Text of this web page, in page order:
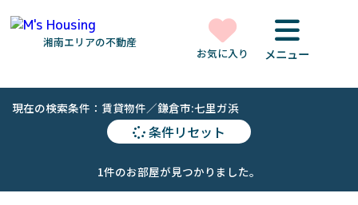
湘南エリアの不動産
お気に入り メニュー
現在の検索条件：賃貸物件／鎌倉市:七里ガ浜
条件リセット
1件のお部屋が見つかりました。